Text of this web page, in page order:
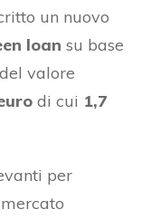
un nuovo
loan su base
del valore
di cui 1,7
per